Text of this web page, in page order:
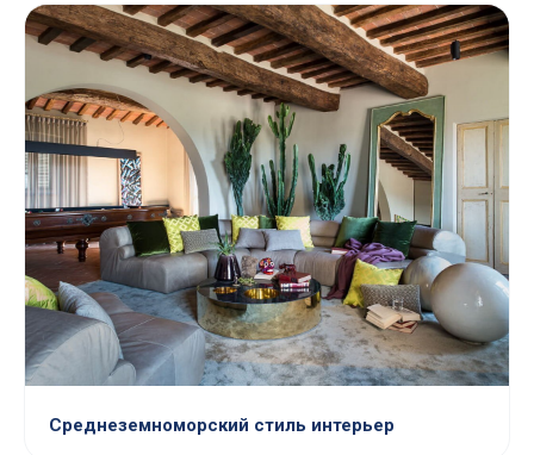
Среднеземноморский стиль интерьер